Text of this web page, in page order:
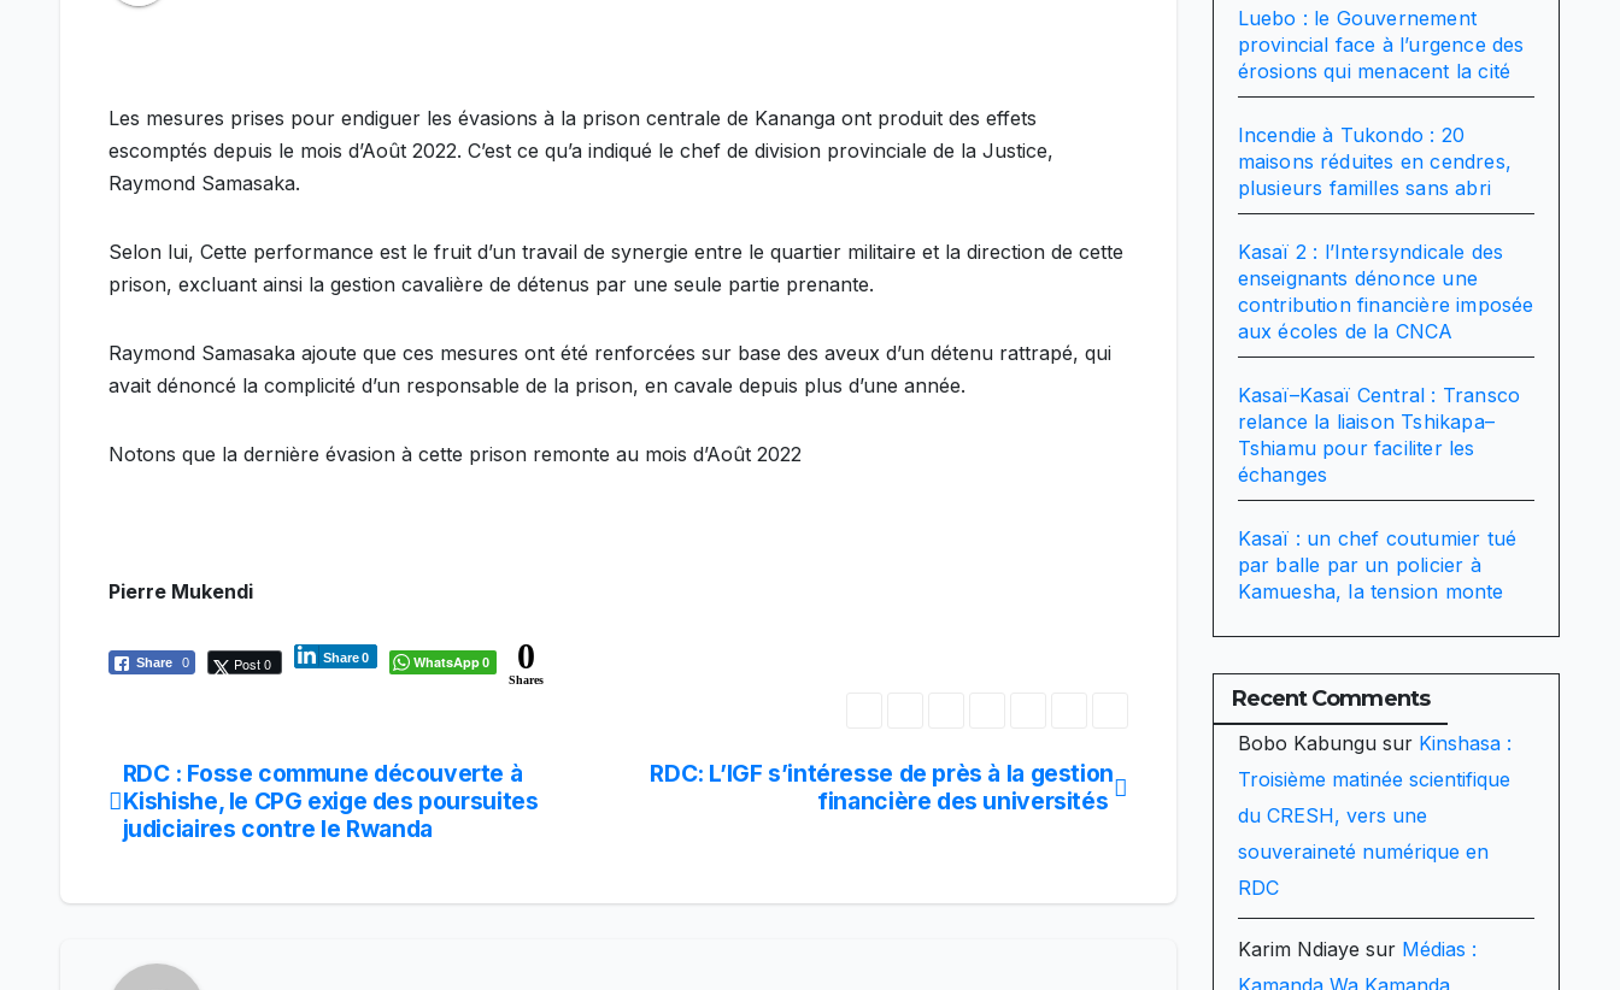
Les mesures prises pour endiguer les évasions à la prison centrale de Kananga ont produit des effets
escomptés depuis le mois d’Août 2022. C’est ce qu’a indiqué le chef de division provinciale de la Justice,
Raymond Samasaka.
Selon lui, Cette performance est le fruit d’un travail de synergie entre le quartier militaire et la direction de cette
prison, excluant ainsi la gestion cavalière de détenus par une seule partie prenante.
Raymond Samasaka ajoute que ces mesures ont été renforcées sur base des aveux d’un détenu rattrapé, qui
avait dénoncé la complicité d’un responsable de la prison, en cavale depuis plus d’une année.
Notons que la dernière évasion à cette prison remonte au mois d’Août 2022
Pierre Mukendi
Share 0 Post 0 Share0 WhatsApp0 0
Shares
Navigation
de
RDC: L’IGF s’intéresse de près à la gestion
financière des universités
RDC : Fosse commune découverte à
Kishishe, le CPG exige des poursuites
judiciaires contre le Rwanda
Luebo : le Gouvernement
provincial face à l’urgence des
érosions qui menacent la cité
Incendie à Tukondo : 20
maisons réduites en cendres,
plusieurs familles sans abri
Kasaï 2 : l’Intersyndicale des
enseignants dénonce une
contribution financière imposée
aux écoles de la CNCA
Kasaï–Kasaï Central : Transco
relance la liaison Tshikapa–
Tshiamu pour faciliter les
échanges
Kasaï : un chef coutumier tué
par balle par un policier à
Kamuesha, la tension monte
Recent Comments
Bobo Kabungusur Kinshasa :
Troisième matinée scientifique
du CRESH, vers une
souveraineté numérique en
RDC
Karim Ndiaye sur Médias :
Kamanda Wa Kamanda